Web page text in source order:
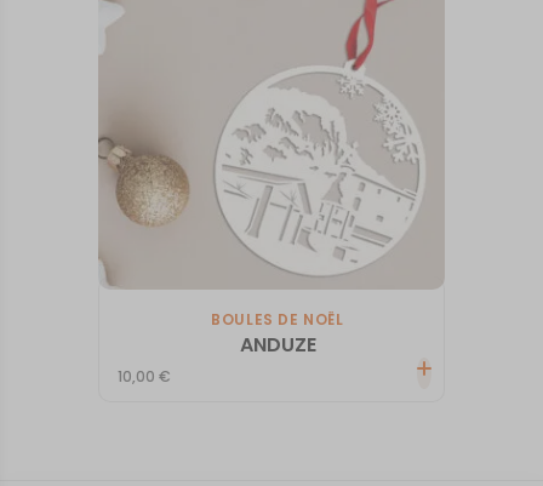
BOULES DE NOËL
ANDUZE
10,00€